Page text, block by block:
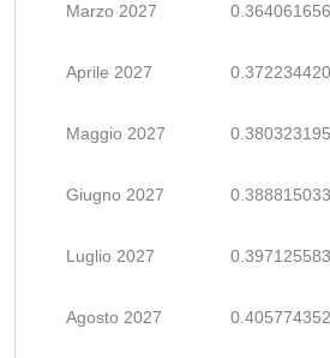
Marzo 2027
Aprile 2027
Maggio 2027
Giugno 2027
Luglio 2027
Agosto 2027